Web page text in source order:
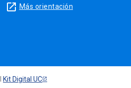
launch Más orientación
Kit Digital UC